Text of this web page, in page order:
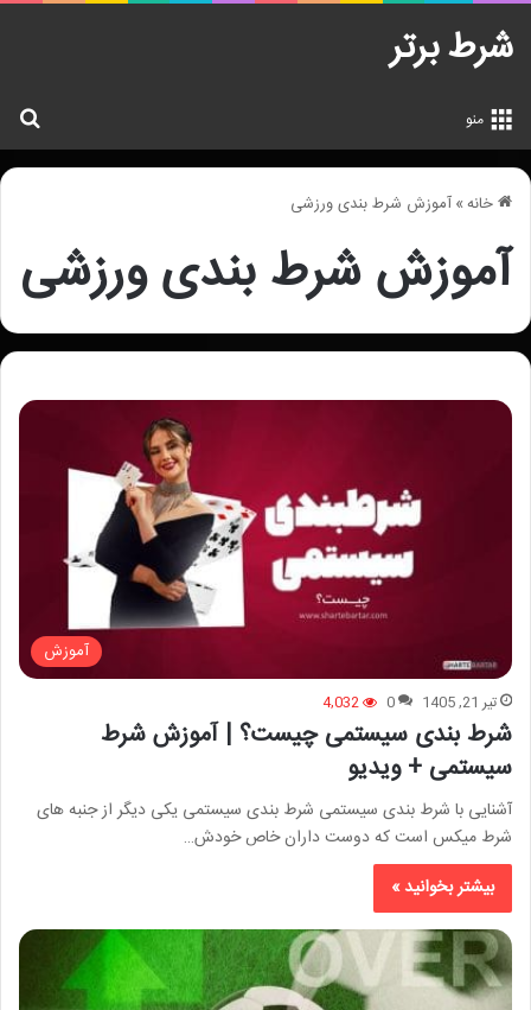
شرط برتر
منو
خانه»آموزش شرط بندی ورزشی
آموزش شرط بندی ورزشی
آموزش
تیر 21, 1405 0
4,032
شرط بندی سیستمی چیست؟ | آموزش شرط
سیستمی + ویدیو
آشنایی با شرط بندی سیستمی شرط بندی سیستمی یکی دیگر از جنبه های
شرط میکس است که دوست داران خاص خودش…
بیشتر بخوانید »